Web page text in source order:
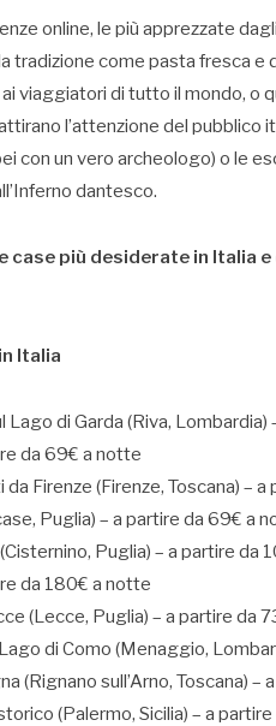
online, le più apprezzate
tradizione come pasta fresca e
viaggiatori di tutto il mondo, o
l’attenzione del pubblico
con un vero archeologo) o le
dantesco.
case più desiderate in Italia
Italia
di Garda (Riva,
da 69€ a notte
da Firenze (Firenze, Toscana) –
Puglia) – a partire da 69€ a
Puglia) – a partire da
da 180€ a notte
(Lecce, Puglia) – a partire da
di Como (Menaggio,
(Rignano sull’Arno, Toscana)
(Palermo, Sicilia) – a